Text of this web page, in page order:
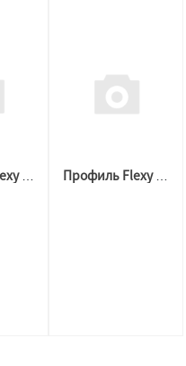
Профиль Flexy 3887 BORZZ KARNIZ P45 (2,2м.п) Белый Профиль Flexy 3887 BORZZ KARNIZ P45 (2,5 м.п) Чёрный